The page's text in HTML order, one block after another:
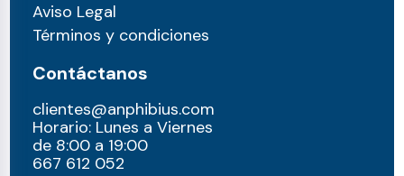
Aviso Legal
Términos y condiciones
Contáctanos
clientes@anphibius.com
Horario: Lunes a Viernes
de 8:00 a 19:00
667 612 052​